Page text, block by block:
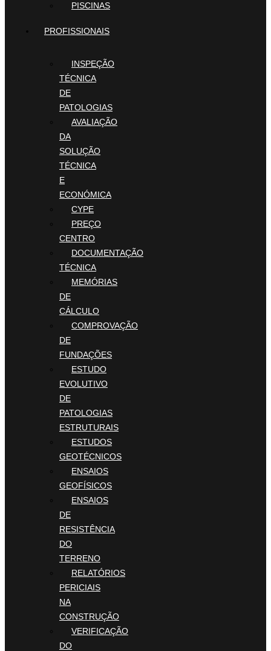
PISCINAS
PROFISSIONAIS
INSPEÇÃO
TÉCNICA
DE
PATOLOGIAS
AVALIAÇÃO
DA
SOLUÇÃO
TÉCNICA
E
ECONÓMICA
CYPE
PREÇO
CENTRO
DOCUMENTAÇÃO
TÉCNICA
MEMÓRIAS
DE
CÁLCULO
COMPROVAÇÃO
DE
FUNDAÇÕES
ESTUDO
EVOLUTIVO
DE
PATOLOGIAS
ESTRUTURAIS
ESTUDOS
GEOTÉCNICOS
ENSAIOS
GEOFÍSICOS
ENSAIOS
DE
RESISTÊNCIA
DO
TERRENO
RELATÓRIOS
PERICIAIS
NA
CONSTRUÇÃO
VERIFICAÇÃO
DO